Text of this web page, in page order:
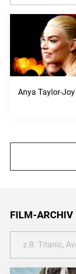
Anya Taylor-Joy
FILM-ARCHIV